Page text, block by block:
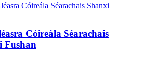
Cóireála Séarachais
Fushan